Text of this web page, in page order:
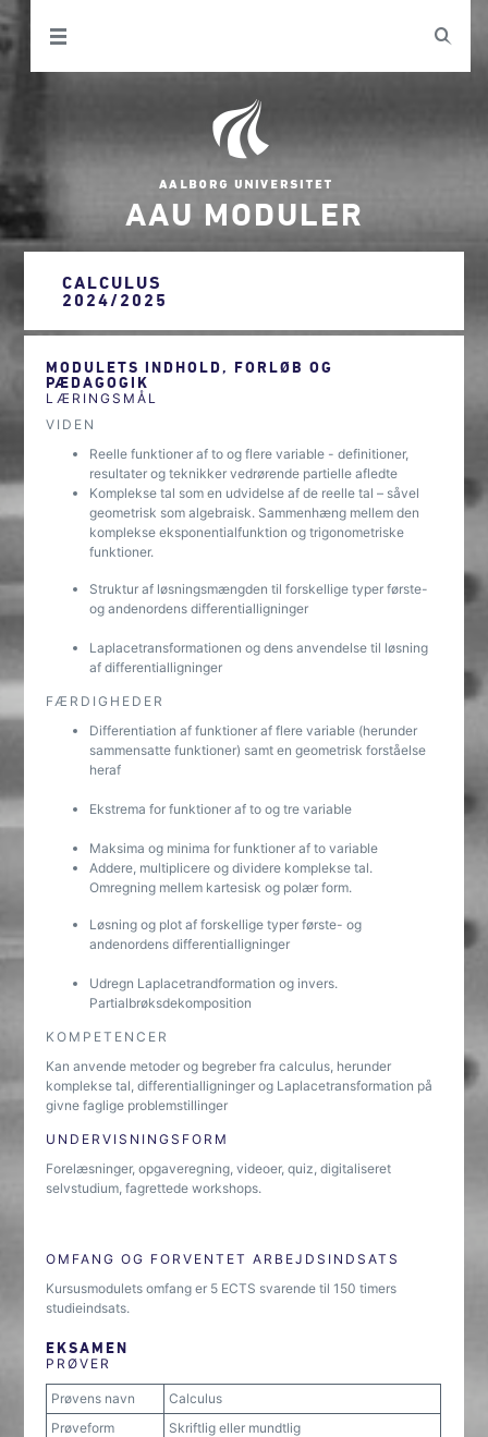
AAU MODULER
CALCULUS
2024/2025
MODULETS INDHOLD, FORLØB OG
PÆDAGOGIK
LÆRINGSMÅL
VIDEN
Reelle funktioner af to og flere variable - definitioner,
resultater og teknikker vedrørende partielle afledte
Komplekse tal som en udvidelse af de reelle tal – såvel
geometrisk som algebraisk. Sammenhæng mellem den
komplekse eksponentialfunktion og trigonometriske
funktioner.
Struktur af løsningsmængden til forskellige typer første-
og andenordens differentialligninger
Laplacetransformationen og dens anvendelse til løsning
af differentialligninger
FÆRDIGHEDER
Differentiation af funktioner af flere variable (herunder
sammensatte funktioner) samt en geometrisk forståelse
heraf
Ekstrema for funktioner af to og tre variable
Maksima og minima for funktioner af to variable
Addere, multiplicere og dividere komplekse tal.
Omregning mellem kartesisk og polær form.
Løsning og plot af forskellige typer første- og
andenordens differentialligninger
Udregn Laplacetrandformation og invers.
Partialbrøksdekomposition
KOMPETENCER
Kan anvende metoder og begreber fra calculus, herunder
komplekse tal, differentialligninger og Laplacetransformation på
givne faglige problemstillinger
UNDERVISNINGSFORM
Forelæsninger, opgaveregning, videoer, quiz, digitaliseret
selvstudium, fagrettede workshops.
OMFANG OG FORVENTET ARBEJDSINDSATS
Kursusmodulets omfang er 5 ECTS svarende til 150 timers
studieindsats.
EKSAMEN
PRØVER
Prøvens navn
Calculus
Prøveform
Skriftlig eller mundtlig